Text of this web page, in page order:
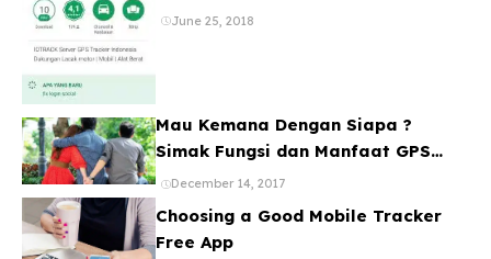
Banyak Device
June 25, 2018
Mau Kemana Dengan Siapa ?
Simak Fungsi dan Manfaat GPS
Mobil
December 14, 2017
Choosing a Good Mobile Tracker
Free App